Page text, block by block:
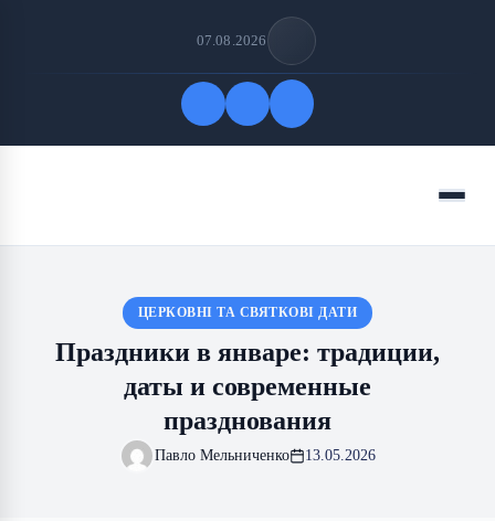
07.08.2026
Меню
ЦЕРКОВНІ ТА СВЯТКОВІ ДАТИ
Праздники в январе: традиции,
даты и современные
празднования
Павло Мельниченко 13.05.2026